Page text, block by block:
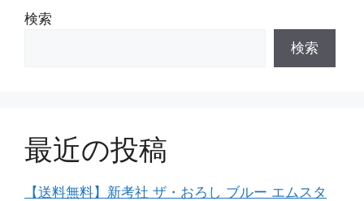
検索
検索
最近の投稿
【送料無料】新考社 ザ・おろし ブルー エムスタ